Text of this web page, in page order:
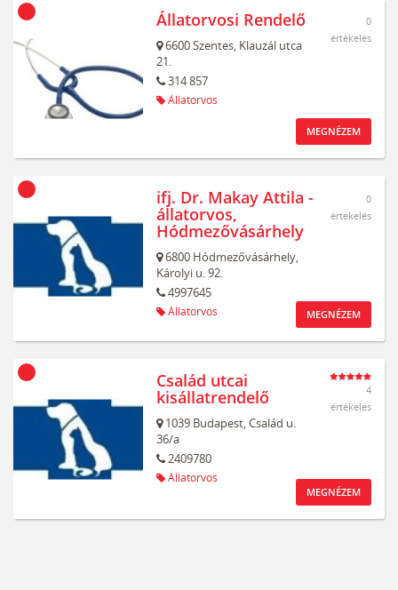
Állatorvosi Rendelő
6600Szentes, Klauzál utca
21.
314 857
Állatorvos
0
értékelés
MEGNÉZEM
ifj. Dr. Makay Attila -
állatorvos,
Hódmezővásárhely
6800 Hódmezővásárhely,
Károlyi u. 92.
4997645
Állatorvos
0
értékelés
MEGNÉZEM
Család utcai
kisállatrendelő
1039 Budapest,Család u.
36/a
2409780
Állatorvos
4
értékelés
MEGNÉZEM